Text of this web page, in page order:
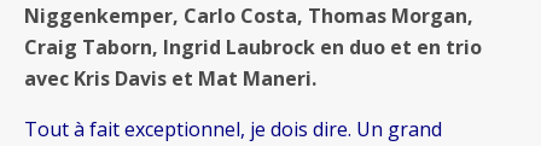
Niggenkemper, Carlo Costa, Thomas Morgan,
Craig Taborn, Ingrid Laubrock en duo et en trio
avec Kris Davis et Mat Maneri.
Tout à fait exceptionnel, je dois dire. Un grand